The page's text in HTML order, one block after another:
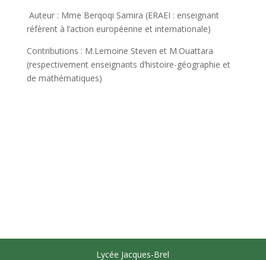
Auteur : Mme Berqoqi Samira (ERAEI : enseignant
réfèrent à l’action européenne et internationale)
Contributions : M.Lemoine Steven et M.Ouattara
(respectivement enseignants d’histoire-géographie et
de mathématiques)
Lycée Jacques-Brel